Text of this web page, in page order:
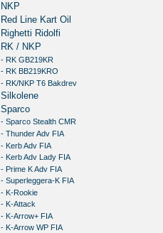
NKP
Red Line Kart Oil
Righetti Ridolfi
RK / NKP
- RK GB219KR
- RK BB219KRO
- RK/NKP T6 Bakdrev
Silkolene
Sparco
- Sparco Stealth CMR
- Thunder Adv FIA
- Kerb Adv FIA
- Kerb Adv Lady FIA
- Prime K Adv FIA
- Superleggera-K FIA
- K-Rookie
- K-Attack
- K-Arrow+ FIA
- K-Arrow WP FIA